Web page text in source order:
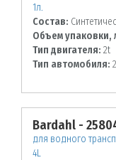
1л.
Состав:
Объем упаковки,
Тип двигателя: 2t
Тип автомобиля:
Bardahl -
для водного
4L